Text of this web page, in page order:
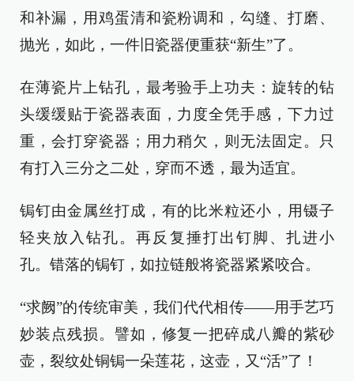
和补漏，用鸡蛋清和瓷粉调和，勾缝、打磨、
抛光，如此，一件旧瓷器便重获“新生”了。
在薄瓷片上钻孔，最考验手上功夫：旋转的钻
头缓缓贴于瓷器表面，力度全凭手感，下力过
重，会打穿瓷器；用力稍欠，则无法固定。只
有打入三分之二处，穿而不透，最为适宜。
锔钉由金属丝打成，有的比米粒还小，用镊子
轻夹放入钻孔。再反复捶打出钉脚、扎进小
孔。错落的锔钉，如拉链般将瓷器紧紧咬合。
“求阙”的传统审美，我们代代相传——用手艺巧
妙装点残损。譬如，修复一把碎成八瓣的紫砂
壶，裂纹处铜锔一朵莲花，这壶，又“活”了！